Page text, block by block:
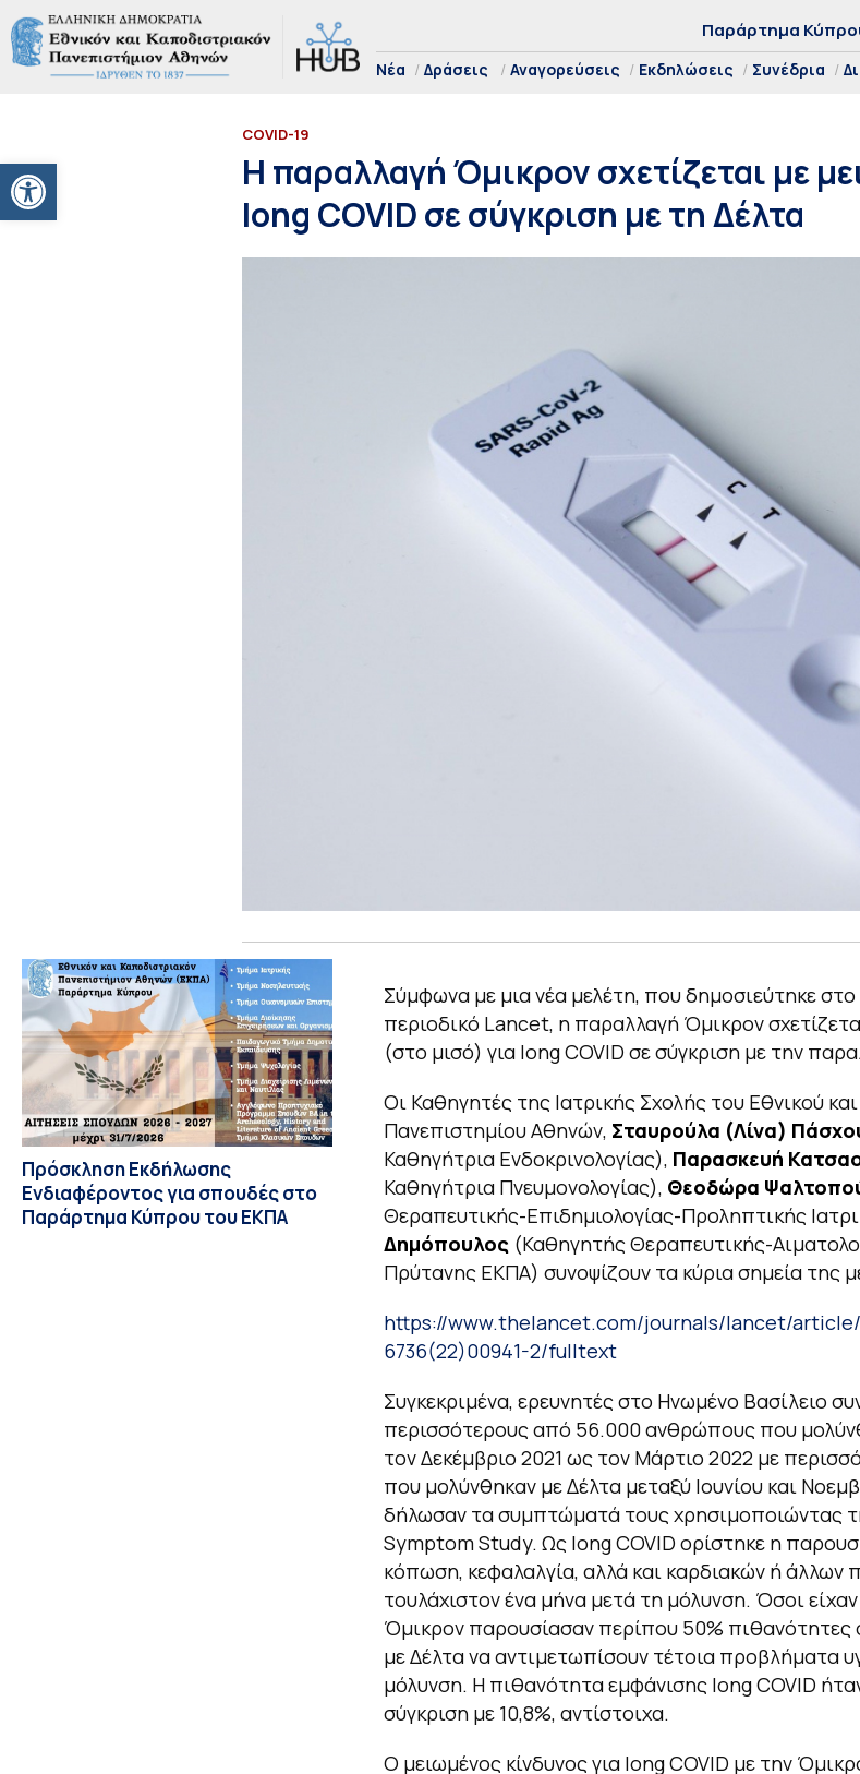
Ανοίξτε τη γραμμή εργαλείων
Παράρτημα
Νέα Δράσεις Αναγορεύσεις Εκδηλώσεις Συνέδρια
COVID-19
Η παραλλαγή Όμικρον σχετίζεται με
long COVID σε σύγκριση με τη Δέλτα
Πρόσκληση Εκδήλωσης
Ενδιαφέροντος για σπουδές στο
Παράρτημα Κύπρου του ΕΚΠΑ
Σύμφωνα με μια νέα μελέτη, που δημοσιεύτηκε στο
περιοδικό Lancet, η παραλλαγή Όμικρον
(στο μισό) για long COVID σε σύγκριση με την
Οι Καθηγητές της Ιατρικής Σχολής του Εθνικού
Πανεπιστημίου Αθηνών, Σταυρούλα (Λίνα)
Καθηγήτρια Ενδοκρινολογίας), Παρασκευή
Καθηγήτρια Πνευμονολογίας), Θεοδώρα
Θεραπευτικής-Επιδημιολογίας-Προληπτικής
Δημόπουλος (Καθηγητής Θεραπευτικής-
Πρύτανης ΕΚΠΑ) συνοψίζουν τα κύρια σημεία της
https://www.thelancet.com/journals/lancet/article/
6736(22)00941-2/fulltext
Συγκεκριμένα, ερευνητές στο Ηνωμένο Βασίλειο
περισσότερους από 56.000 ανθρώπους που
τον Δεκέμβριο 2021 ως τον Μάρτιο 2022 με
που μολύνθηκαν με Δέλτα μεταξύ Ιουνίου και
δήλωσαν τα συμπτώματά τους χρησιμοποιώντας
Symptom Study. Ως long COVID ορίστηκε η
κόπωση, κεφαλαλγία, αλλά και καρδιακών ή άλλων
τουλάχιστον ένα μήνα μετά τη μόλυνση. Όσοι
Όμικρον παρουσίασαν περίπου 50% πιθανότητες
με Δέλτα να αντιμετωπίσουν τέτοια προβλήματα
μόλυνση. Η πιθανότητα εμφάνισης long COVID
σύγκριση με 10,8%, αντίστοιχα.
Ο μειωμένος κίνδυνος για long COVΙD με την